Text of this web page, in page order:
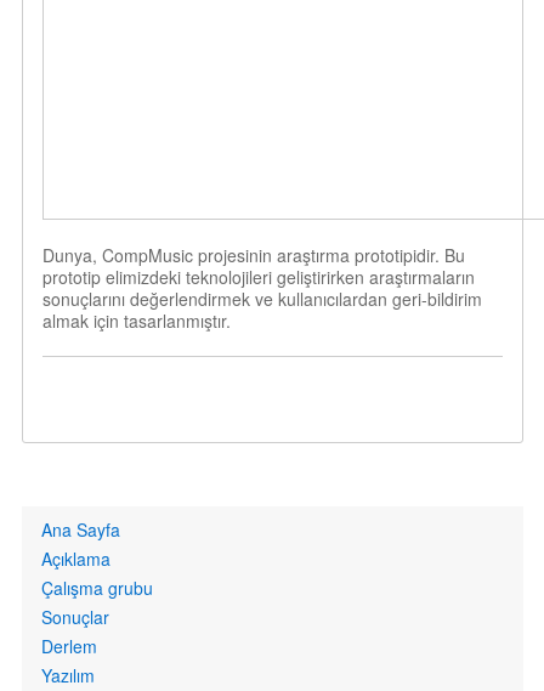
Dunya, CompMusic projesinin araştırma prototipidir. Bu
prototip elimizdeki teknolojileri geliştirirken araştırmaların
sonuçlarını değerlendirmek ve kullanıcılardan geri-bildirim
almak için tasarlanmıştır.
Primary
links
Ana Sayfa
Açıklama
Çalışma grubu
Sonuçlar
Derlem
Yazılım